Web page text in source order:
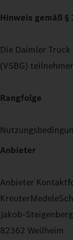
Hinweis gemäß
Die Daimler
(VSBG)
Rangfolge
Anbieter
Anbieter
Jakob-
82362 Weilheim